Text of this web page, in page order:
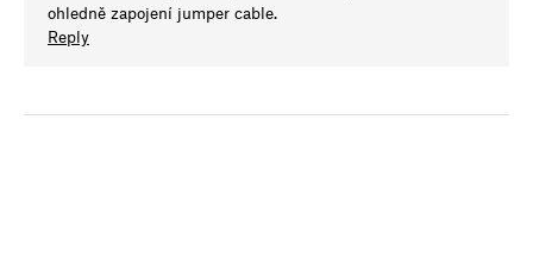
ohledně zapojení jumper cable.
Reply